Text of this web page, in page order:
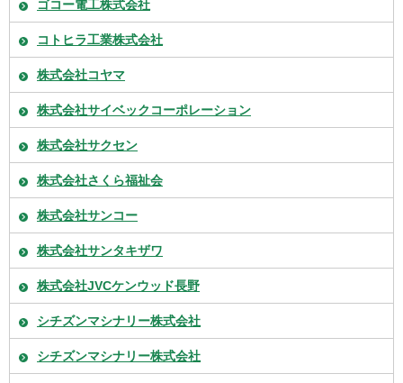
ゴコー電工株式会社
コトヒラ工業株式会社
株式会社コヤマ
株式会社サイベックコーポレーション
株式会社サクセン
株式会社さくら福祉会
株式会社サンコー
株式会社サンタキザワ
株式会社JVCケンウッド長野
シチズンマシナリー株式会社
シチズンマシナリー株式会社